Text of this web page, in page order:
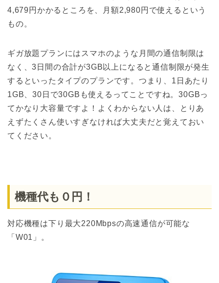
4,679円かかるところを、月額2,980円で使えるという
もの。
ギガ放題プランにはスマホのような月間の通信制限は
なく、3日間の合計が3GB以上になると通信制限が発生
するといったタイプのプランです。つまり、1日あたり
1GB、30日で30GBも使えるってことですね。30GBっ
てかなり大容量ですよ！よくわからない人は、とりあ
えずたくさん使いすぎなければ大丈夫だと覚えておい
てください。
機種代も０円！
対応機種は下り最大220Mbpsの高速通信が可能な
「W01」。